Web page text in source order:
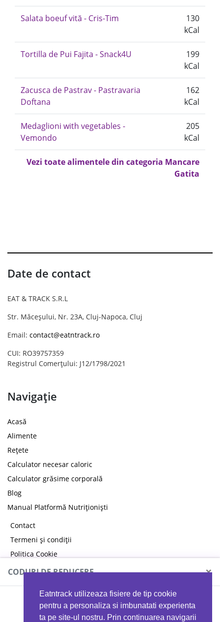
Eatntrack utilizeaza fisiere de tip cookie
pentru a personaliza si imbunatati experienta
ta pe site-ul nostru. Prin continuarea navigarii
Salata boeuf vită - Cris-Tim
130
kCal
Tortilla de Pui Fajita - Snack4U
199
kCal
Zacusca de Pastrav - Pastravaria
Doftana
162
kCal
Medaglioni with vegetables -
Vemondo
205
kCal
Vezi toate alimentele din categoria Mancare
Gatita
Date de contact
EAT & TRACK S.R.L
Str. Măceșului, Nr. 23A, Cluj-Napoca, Cluj
Email: contact@eatntrack.ro
CUI: RO39757359
Registrul Comerțului: J12/1798/2021
Navigație
Acasă
Alimente
Rețete
Calculator necesar caloric
Calculator grăsime corporală
Blog
Manual Platformă Nutriționiști
Contact
Termeni și condiții
Politica Cookie
Politica de confidențialitate
CODURI DE REDUCERE ×
MYPROTEIN